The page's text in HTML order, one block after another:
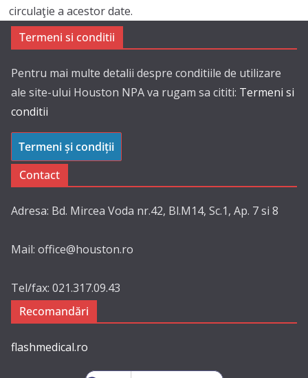
circulaţie a acestor date.
Termeni si conditii
Pentru mai multe detalii despre conditiile de utilizare
ale site-ului Houston NPA va rugam sa cititi: Termeni si
conditii
Termeni și condiții
Contact
Adresa: Bd. Mircea Voda nr.42, Bl.M14, Sc.1, Ap. 7 si 8
Mail: office@houston.ro
Tel/fax: 021.317.09.43
Recomandări
flashmedical.ro